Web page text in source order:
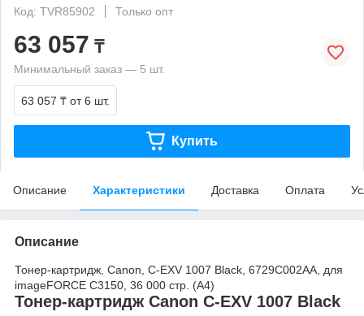
Код: TVR85902
Только опт
63 057 ₸
Минимальный заказ — 5 шт.
63 057 ₸ от 6 шт.
Купить
Описание Характеристики Доставка Оплата
Описание
Тонер-картридж, Canon, C-EXV 1007 Black, 6729C002AA, для
imageFORCE C3150, 36 000 стр. (А4)
Тонер-картридж Canon C-EXV 1007 Black